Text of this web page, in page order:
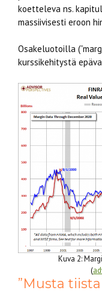
koetteleva ns.
massiivisesti eroon
Osakeluotoilla
kurssikehitystä
Kuva 2:
(
”Musta